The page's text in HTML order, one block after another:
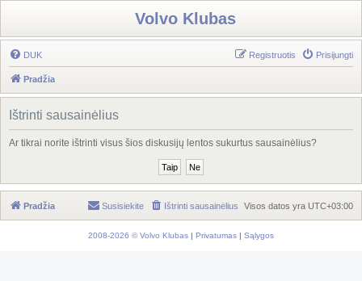
Volvo Klubas
DUK Prisijungti
Registruotis
Pradžia
Ištrinti sausainėlius
Ar tikrai norite ištrinti visus šios diskusijų lentos sukurtus sausainėlius?
Pradžia Visos datos yra UTC+03:00
Ištrinti sausainėlius
Susisiekite
2008-2026 © Volvo Klubas | Privatumas | Sąlygos